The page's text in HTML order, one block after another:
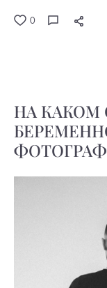
0
НА КАКОМ